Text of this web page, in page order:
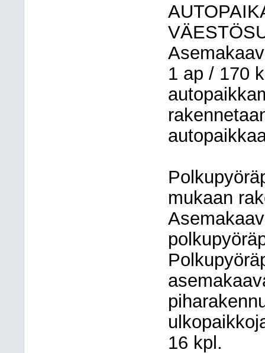
1 ap / 170
mukaan
16 kpl.